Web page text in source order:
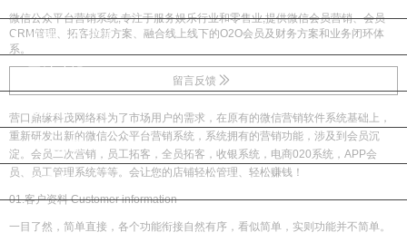
视频号代运营
微信推广
解决方案
联系我们
微信公众平台营销系统,专注于服务娱乐行业和零售业,提供微信会员营销、会员
CRM管理、拓客拉新方案、融合线上线下的O2O会员及财务方案和业务闭环体
系。
留言反馈
营口鼎缘科茂网络科为了市场用户的需求，在原有的微信营销软件系统基础上，
重新研发出新的微信公众平台营销系统，系统拥有的营销功能，涉及到会员沉
淀。会员二次营销，员工拓客，全员拓客，收银系统，电商020系统，APP会
员、员工管理系统等等。会让您的店铺轻松管理、轻松赚钱！
01.客户资料 Customer information
一目了然，简单直接，各个功能衔接自然有序，看似简单，实则功能并不简单。